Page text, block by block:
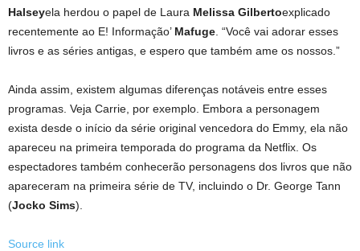
Halseyela herdou o papel de Laura Melissa Gilbertoexplicado
recentemente ao E! Informação’ Mafuge . “Você vai adorar esses
livros e as séries antigas, e espero que também ame os nossos.”
Ainda assim, existem algumas diferenças notáveis ​​entre esses
programas. Veja Carrie, por exemplo. Embora a personagem
exista desde o início da série original vencedora do Emmy, ela não
apareceu na primeira temporada do programa da Netflix. Os
espectadores também conhecerão personagens dos livros que não
apareceram na primeira série de TV, incluindo o Dr. George Tann
(Jocko Sims).
Source link